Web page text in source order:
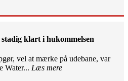
klart i hukommelsen
vel at mærke på udebane, var
Water... Læs mere